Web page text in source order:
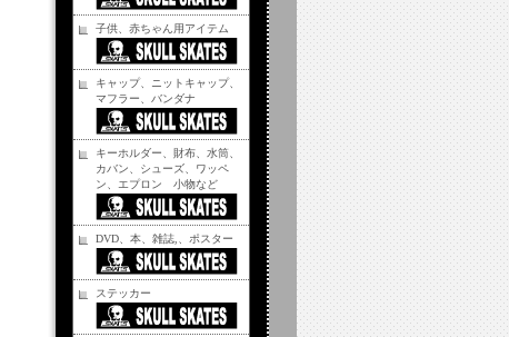
子供、赤ちゃん用アイテム
キャップ、ニットキャップ、
マフラー、バンダナ
キーホルダー、財布、水筒、
カバン、シューズ、ワッペ
ン、エプロン 小物など
DVD、本、雑誌,、ポスター
ステッカー